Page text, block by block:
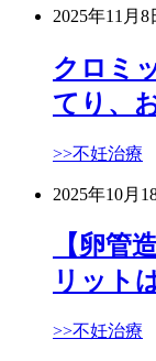
2025年11月8
クロミ
てり、
>>不妊治療
2025年10月
【卵管
リット
>>不妊治療